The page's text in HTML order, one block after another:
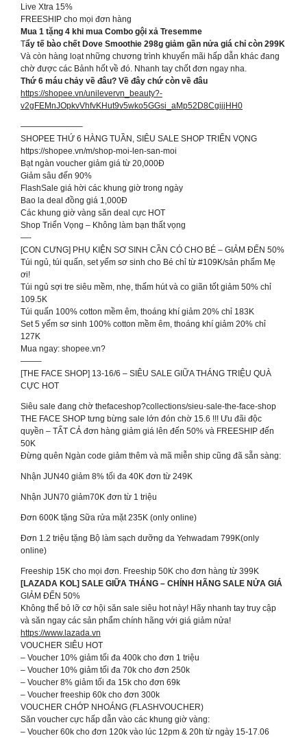
Live Xtra 15%
FREESHIP cho mọi đơn hàng
Mua 1 tặng 4 khi mua Combo gội xả Tresemme
Tẩy tế bào chết Dove Smoothie 298g giảm gần nửa giá chỉ còn 299K
Và còn hàng loạt những chương trình khuyến mãi hấp dẫn khác đang
chờ được các Bảnh hốt về đó. Nhanh tay chốt đơn ngay nha.
Thứ 6 máu chảy về đâu? Về đây chứ còn về đâu
https://shopee.vn/unilevervn_beauty?-
v2gFEMnJOpkvVhfvKHut9v5wko5GGsi_aMp52D8CgijjHH0
———————–
SHOPEE THỨ 6 HÀNG TUẦN, SIÊU SALE SHOP TRIỂN VỌNG
https://shopee.vn/m/shop-moi-len-san-moi
Bạt ngàn voucher giảm giá từ 20,000Đ
Giảm sâu đến 90%
FlashSale giá hời các khung giờ trong ngày
Bao la deal đồng giá 1,000Đ
Các khung giờ vàng săn deal cực HOT
Shop Triển Vọng – Không làm bạn thất vọng
—-
[CON CƯNG] PHỤ KIỆN SƠ SINH CẦN CÓ CHO BÉ – GIẢM ĐẾN 50%
Túi ngủ, túi quấn, set yếm sơ sinh cho Bé chỉ từ #109K/sản phẩm Mẹ
ơi!
Túi ngủ sợi tre siêu mềm, nhẹ, thấm hút và co giãn tốt giảm 50% chỉ
109.5K
Túi quấn 100% cotton mềm êm, thoáng khí giảm 20% chỉ 183K
Set 5 yếm sơ sinh 100% cotton mềm êm, thoáng khí giảm 20% chỉ
127K
Mua ngay: shopee.vn?
——–
[THE FACE SHOP] 13-16/6 – SIÊU SALE GIỮA THÁNG TRIỆU QUÀ
CỰC HOT
Siêu sale đang chờ thefaceshop?collections/sieu-sale-the-face-shop
THE FACE SHOP tưng bừng sale lớn đón chờ 15.6 !!! Ưu đãi độc
quyền – TẤT CẢ đơn hàng giảm giá lên đến 50% và FREESHIP đến
50K
Đừng quên Ngàn code giảm thêm và mã miễn ship cũng đã sẵn sàng:
Nhận JUN40 giảm 8% tối đa 40K đơn từ 249K
Nhận JUN70 giảm70K đơn từ 1 triệu
Đơn 600K tặng Sữa rửa mặt 235K (only online)
Đơn 1.2 triệu tặng Bộ làm sạch dưỡng da Yehwadam 799K(only
online)
Freeship 15K cho mọi đơn. Freeship 50K cho đơn hàng từ 399K
[LAZADA KOL] SALE GIỮA THÁNG – CHÍNH HÃNG SALE NỬA GIÁ
GIẢM ĐẾN 50%
Không thể bỏ lỡ cơ hội săn sale siêu hot này! Hãy nhanh tay truy cập
và săn ngay các sản phẩm chính hãng với giá giảm nửa!
https://www.lazada.vn
VOUCHER SIÊU HOT
– Voucher 10% giảm tối đa 400k cho đơn 1 triệu
– Voucher 10% giảm tối đa 70k cho đơn 250k
– Voucher 8% giảm tối đa 15k cho đơn 69k
– Voucher freeship 60k cho đơn 300k
VOUCHER CHỚP NHOÁNG (FLASHVOUCHER)
Săn voucher cực hấp dẫn vào các khung giờ vàng:
– Voucher 60k cho đơn 120k vào lúc 12pm & 20h từ ngày 15-17.06